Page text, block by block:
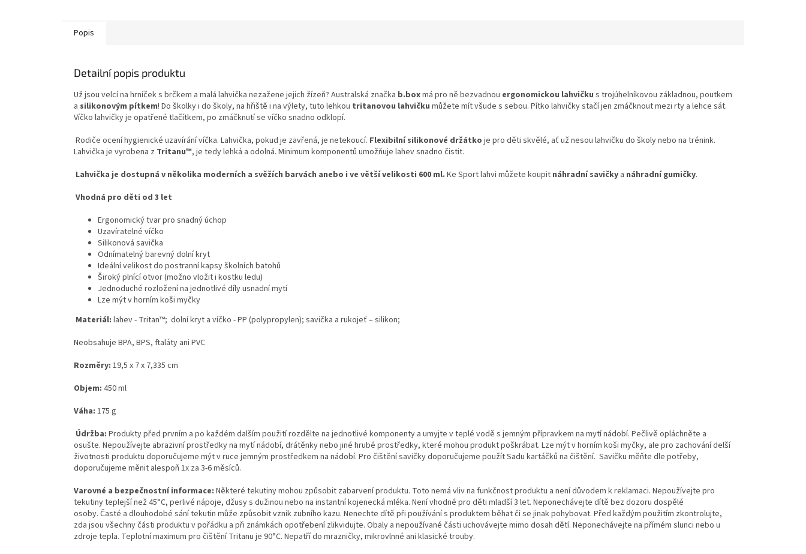
Popis
Detailní popis produktu
Už jsou velcí na hrníček s brčkem a malá lahvička nezažene jejich žízeň? Australská značka b.boxmá pro ně bezvadnou ergonomickou lahvičku s trojúhelníkovou základnou, poutkem
a silikonovým pítkem! Do školky i do školy, na hřiště i na výlety, tuto lehkou tritanovou lahvičku můžete mít všude s sebou. Pítko lahvičky stačí jen zmáčknout mezi rty a lehce sát.
Víčko lahvičky je opatřené tlačítkem, po zmáčknutí se víčko snadno odklopí.
Rodiče ocení hygienické uzavírání víčka. Lahvička, pokud je zavřená, je netekoucí. Flexibilní silikonové držátko je pro děti skvělé, ať už nesou lahvičku do školy nebo na trénink.
Lahvička je vyrobena z Tritanu™, je tedy lehká a odolná. Minimum komponentů umožňuje lahev snadno čistit.
Lahvička je dostupná v několika moderních a svěžích barvách anebo i ve větší velikosti 600 ml. Ke Sport lahvi můžete koupit náhradní savičky a náhradní gumičky.
Vhodná pro děti od 3 let
Ergonomický tvar pro snadný úchop
Uzavíratelné víčko
Silikonová savička
Odnímatelný barevný dolní kryt
Ideální velikost do postranní kapsy školních batohů
Široký plnící otvor (možno vložit i kostku ledu)
Jednoduché rozložení na jednotlivé díly usnadní mytí
Lze mýt v horním koši myčky
Materiál: lahev - Tritan™; dolní kryt a víčko - PP (polypropylen); savička a rukojeť – silikon;
Neobsahuje BPA, BPS, ftaláty ani PVC
Rozměry: 19,5 x 7 x 7,335 cm
Objem: 450 ml
Váha: 175 g
Údržba: Produkty před prvním a po každém dalším použití rozdělte na jednotlivé komponenty a umyjte v teplé vodě s jemným přípravkem na mytí nádobí. Pečlivě opláchněte a
osušte. Nepoužívejte abrazivní prostředky na mytí nádobí, drátěnky nebo jiné hrubé prostředky, které mohou produkt poškrábat. Lze mýt v horním koši myčky, ale pro zachování delší
životnosti produktu doporučujeme mýt v ruce jemným prostředkem na nádobí. Pro čištění savičky doporučujeme použít Sadu kartáčků na čištění. Savičku měňte dle potřeby,
doporučujeme měnit alespoň 1x za 3-6 měsíců.
Varovné a bezpečnostní informace: Některé tekutiny mohou způsobit zabarvení produktu. Toto nemá vliv na funkčnost produktu a není důvodem k reklamaci. Nepoužívejte pro
tekutiny teplejší než 45°C, perlivé nápoje, džusy s dužinou nebo na instantní kojenecká mléka. Není vhodné pro děti mladší 3 let. Neponechávejte dítě bez dozoru dospělé
osoby. Časté a dlouhodobé sání tekutin může způsobit vznik zubního kazu. Nenechte dítě při používání s produktem běhat či se jinak pohybovat. Před každým použitím zkontrolujte,
zda jsou všechny části produktu v pořádku a při známkách opotřebení zlikvidujte. Obaly a nepoužívané části uchovávejte mimo dosah dětí. Neponechávejte na přímém slunci nebo u
zdroje tepla. Teplotní maximum pro čištění Tritanu je 90°C. Nepatří do mrazničky, mikrovlnné ani klasické trouby.